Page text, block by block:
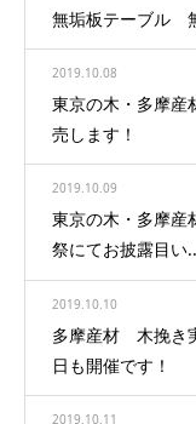
無垢板テーブル
2019.10.08
東京の木・多摩産
売します！
2019.10.09
東京の木・多摩産
祭にてお披露目い
2019.10.10
多摩産材 木挽き
日も開催です！
2019.10.11